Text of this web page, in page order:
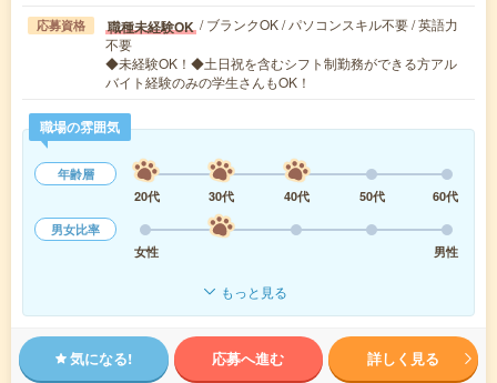
応募資格 職種未経験OK / ブランクOK / パソコンスキル不要 / 英語力
不要
◆未経験OK！◆土日祝を含むシフト制勤務ができる方アル
バイト経験のみの学生さんもOK！
職場の雰囲気
年齢層
20代
30代 40代 50代
60代
男女比率
女性
男性
もっと見る
気になる! 応募へ進む 詳しく見る